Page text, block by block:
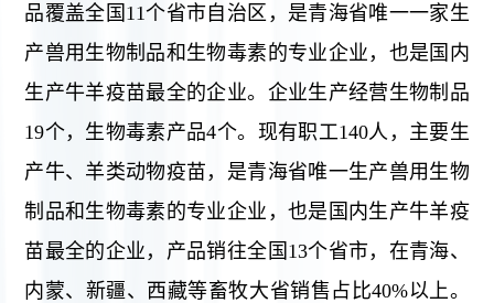
品覆盖全国11个省市自治区，是青海省唯一一家生
产兽用生物制品和生物毒素的专业企业，也是国内
生产牛羊疫苗最全的企业。企业生产经营生物制品
19个，生物毒素产品4个。现有职工140人，主要生
产牛、羊类动物疫苗，是青海省唯一生产兽用生物
制品和生物毒素的专业企业，也是国内生产牛羊疫
苗最全的企业，产品销往全国13个省市，在青海、
内蒙、新疆、西藏等畜牧大省销售占比40%以上。